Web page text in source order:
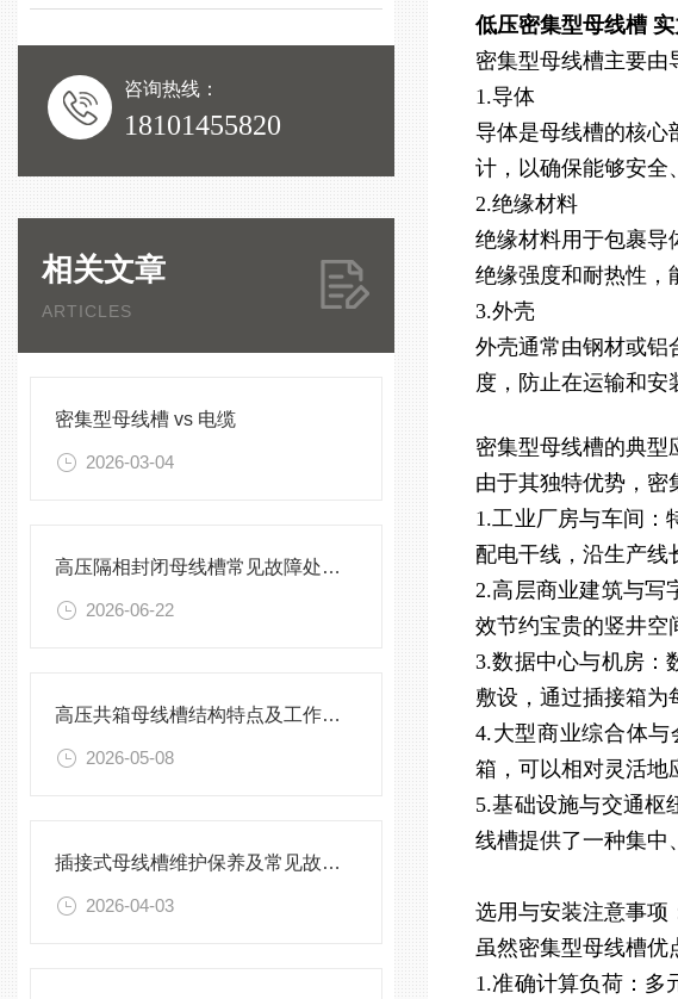
咨询热线：
18101455820
相关文章
ARTICLES
密集型母线槽 vs 电缆
2026-03-04
高压隔相封闭母线槽常见故障处理方案
2026-06-22
高压共箱母线槽结构特点及工作原理
2026-05-08
插接式母线槽维护保养及常见故障处理指南
2026-04-03
低压密集型母线槽
密集型母线槽主要由
1.导体
导体是母线槽的核心
计，以确保能够安全
2.绝缘材料
绝缘材料用于包裹导
绝缘强度和耐热性，
3.外壳
外壳通常由钢材或铝
度，防止在运输和安
密集型母线槽的典型
由于其独特优势，密
1.工业厂房与车间：
配电干线，沿生产线
2.高层商业建筑与写
效节约宝贵的竖井空
3.数据中心与机房：
敷设，通过插接箱为
4.大型商业综合体
箱，可以相对灵活地
5.基础设施与交通枢
线槽提供了一种集中
选用与安装注意事项
虽然密集型母线槽优
1.准确计算负荷：多